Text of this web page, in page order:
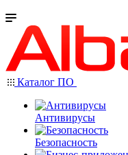
Каталог ПО
Антивирусы
Безопасность